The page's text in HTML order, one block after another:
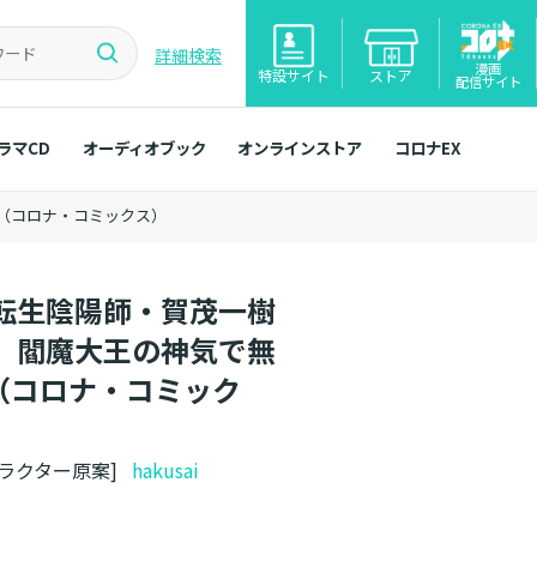
詳細検索
特設サイト ストア 漫画
配信サイト
マCD オーディオブック オンラインストア コロナEX
ロナ・コミックス）
生陰陽師・賀茂一樹
閻魔大王の神気で無
ロナ・コミック
クター原案] hakusai